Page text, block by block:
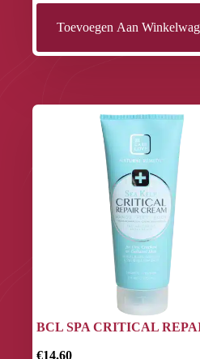
Toevoegen Aan
BCL SPA CRITICAL
€14.60